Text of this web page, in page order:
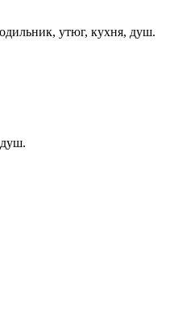
утюг, кухня, душ.